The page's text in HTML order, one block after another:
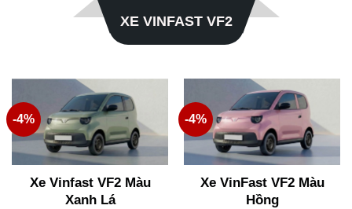
XE VINFAST VF2
-4%
Xe Vinfast VF2 Màu
Xanh Lá
-4%
Xe VinFast VF2 Màu
Hồng